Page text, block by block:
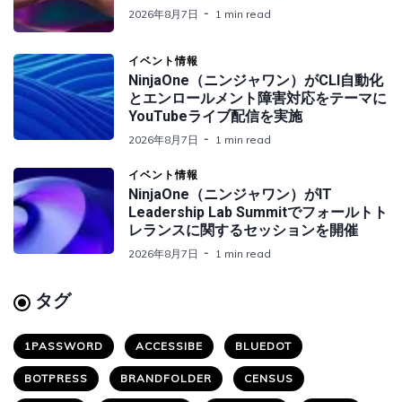
2026年8月7日 1 min read
イベント情報
NinjaOne（ニンジャワン）がCLI自動化
とエンロールメント障害対応をテーマに
YouTubeライブ配信を実施
2026年8月7日 1 min read
イベント情報
NinjaOne（ニンジャワン）がIT
Leadership Lab Summitでフォールトト
レランスに関するセッションを開催
2026年8月7日 1 min read
タグ
1PASSWORD ACCESSIBE BLUEDOT
BOTPRESS BRANDFOLDER CENSUS